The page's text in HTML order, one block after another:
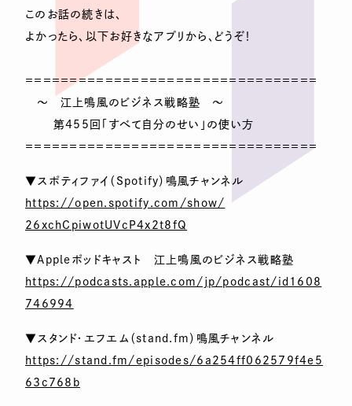
このお話の続きは、
よかったら、以下お好きなアプリから、どうぞ！
＝＝＝＝＝＝＝＝＝＝＝＝＝＝＝＝＝＝＝＝＝＝＝＝＝＝＝＝＝＝＝＝＝
～ 江上鳴風のビジネス戦略塾 ～
第455回「すべて自分のせい」の使い方
＝＝＝＝＝＝＝＝＝＝＝＝＝＝＝＝＝＝＝＝＝＝＝＝＝＝＝＝＝＝＝＝＝
▼スポティファイ（Spotify）鳴風チャンネル
https://open.spotify.com/show/
26xchCpiwotUVcP4x2t8fQ
▼Appleポッドキャスト 江上鳴風のビジネス戦略塾
https://podcasts.apple.com/jp/podcast/id1608
746994
▼スタンド・エフエム（stand.fm）鳴風チャンネル
https://stand.fm/episodes/6a254ff062579f4e5
63c768b